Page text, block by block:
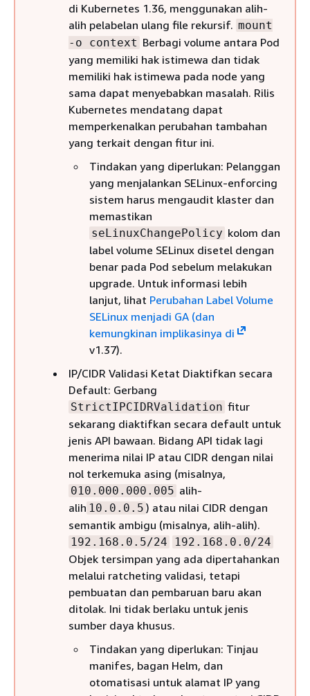
di Kubernetes 1.36, menggunakan alih-
alih pelabelan ulang file rekursif. mount
-o context Berbagi volume antara Pod
yang memiliki hak istimewa dan tidak
memiliki hak istimewa pada node yang
sama dapat menyebabkan masalah. Rilis
Kubernetes mendatang dapat
memperkenalkan perubahan tambahan
yang terkait dengan fitur ini.
Tindakan yang diperlukan: Pelanggan
yang menjalankan SELinux-enforcing
sistem harus mengaudit klaster dan
memastikan
seLinuxChangePolicy kolom dan
label volume SELinux disetel dengan
benar pada Pod sebelum melakukan
upgrade. Untuk informasi lebih
lanjut, lihat Perubahan Label Volume
SELinux menjadi GA (dan
kemungkinan implikasinya di
v1.37).
IP/CIDR Validasi Ketat Diaktifkan secara
Default: Gerbang
StrictIPCIDRValidation fitur
sekarang diaktifkan secara default untuk
jenis API bawaan. Bidang API tidak lagi
menerima nilai IP atau CIDR dengan nilai
nol terkemuka asing (misalnya,
010.000.000.005 alih-
alih 10.0.0.5 ) atau nilai CIDR dengan
semantik ambigu (misalnya, alih-alih).
192.168.0.5/24 192.168.0.0/24
Objek tersimpan yang ada dipertahankan
melalui ratcheting validasi, tetapi
pembuatan dan pembaruan baru akan
ditolak. Ini tidak berlaku untuk jenis
sumber daya khusus.
Tindakan yang diperlukan: Tinjau
manifes, bagan Helm, dan
otomatisasi untuk alamat IP yang